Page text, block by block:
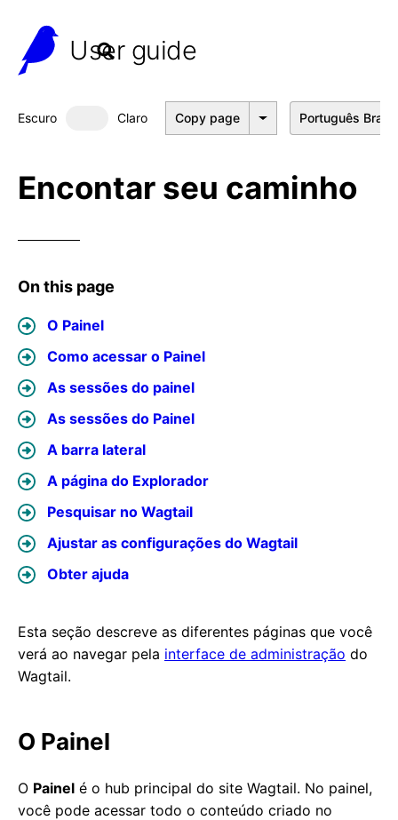
User guide
Escuro Dark mode
Claro Copy page Português
Encontar seu caminho
On this page
O Painel
Como acessar o Painel
As sessões do painel
As sessões do Painel
A barra lateral
A página do Explorador
Pesquisar no Wagtail
Ajustar as configurações do Wagtail
Obter ajuda
Esta seção descreve as diferentes páginas que você
verá ao navegar pela interface de administração do
Wagtail.
O Painel
O Painel é o hub principal do site Wagtail. No painel,
você pode acessar todo o conteúdo criado no